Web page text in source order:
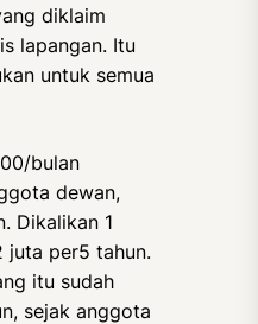
diklaim
lapangan. Itu
untuk semua
bulan
dewan,
Dikalikan 1
juta per5 tahun.
itu sudah
sejak anggota